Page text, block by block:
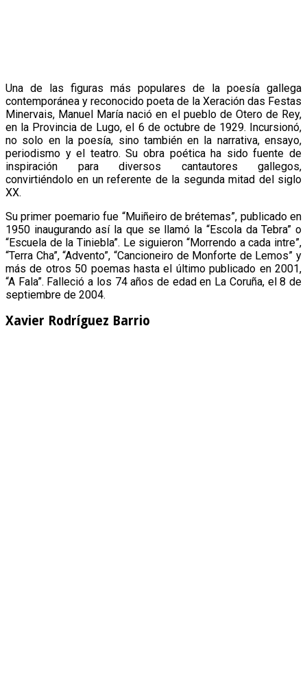
Una de las figuras más populares de la poesía gallega
contemporánea y reconocido poeta de la Xeración das Festas
Minervais, Manuel María nació en el pueblo de Otero de Rey,
en la Provincia de Lugo, el 6 de octubre de 1929. Incursionó,
no solo en la poesía, sino también en la narrativa, ensayo,
periodismo y el teatro. Su obra poética ha sido fuente de
inspiración para diversos cantautores gallegos,
convirtiéndolo en un referente de la segunda mitad del siglo
XX.
Su primer poemario fue “Muiñeiro de brétemas”, publicado en
1950 inaugurando así la que se llamó la “Escola da Tebra” o
“Escuela de la Tiniebla”. Le siguieron “Morrendo a cada intre”,
“Terra Cha”, “Advento”, “Cancioneiro de Monforte de Lemos” y
más de otros 50 poemas hasta el último publicado en 2001,
“A Fala”. Falleció a los 74 años de edad en La Coruña, el 8 de
septiembre de 2004.
Xavier Rodríguez Barrio